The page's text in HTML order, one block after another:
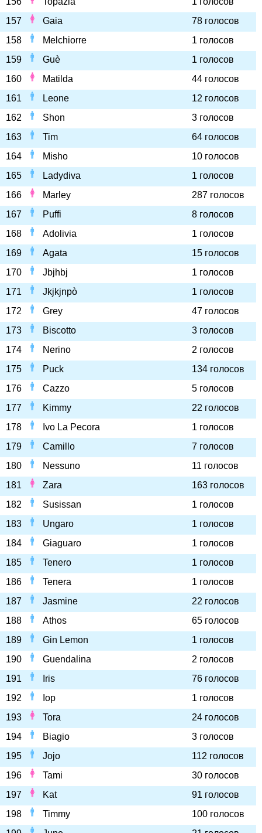
157
Gaia
78 голосов
158
Melchiorre
1 голосов
159
Guè
1 голосов
160
Matilda
44 голосов
161
Leone
12 голосов
162
Shon
3 голосов
163
Tim
64 голосов
164
Misho
10 голосов
165
Ladydiva
1 голосов
166
Marley
287 голосов
167
Puffi
8 голосов
168
Adolivia
1 голосов
169
Agata
15 голосов
170
Jbjhbj
1 голосов
171
Jkjkjnpò
1 голосов
172
Grey
47 голосов
173
Biscotto
3 голосов
174
Nerino
2 голосов
175
Puck
134 голосов
176
Cazzo
5 голосов
177
Kimmy
22 голосов
178
Ivo La Pecora
1 голосов
179
Camillo
7 голосов
180
Nessuno
11 голосов
181
Zara
163 голосов
182
Susissan
1 голосов
183
Ungaro
1 голосов
184
Giaguaro
1 голосов
185
Tenero
1 голосов
186
Tenera
1 голосов
187
Jasmine
22 голосов
188
Athos
65 голосов
189
Gin Lemon
1 голосов
190
Guendalina
2 голосов
191
Iris
76 голосов
192
Iop
1 голосов
193
Tora
24 голосов
194
Biagio
3 голосов
195
Jojo
112 голосов
196
Tami
30 голосов
197
Kat
91 голосов
198
Timmy
100 голосов